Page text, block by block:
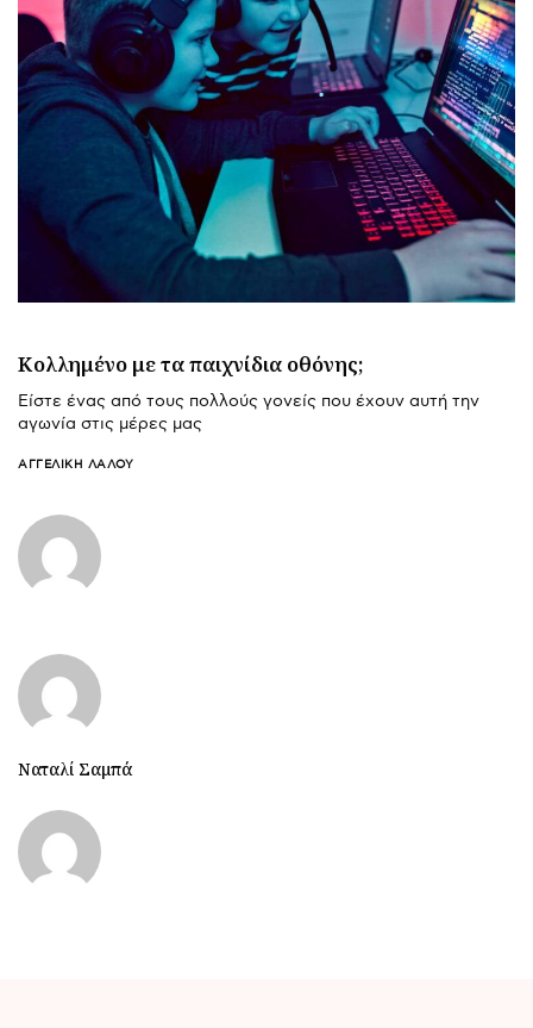
Κολλημένο με τα παιχνίδια οθόνης;
Είστε ένας από τους πολλούς γονείς που έχουν αυτή την
αγωνία στις μέρες μας
ΑΓΓΕΛΙΚΉ ΛΆΛΟΥ
Ναταλί Σαμπά